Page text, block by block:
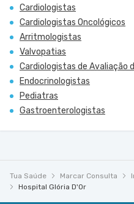
Cardiologistas
Cardiologistas Oncológicos
Arritmologistas
Valvopatias
Cardiologistas de Avaliação
Endocrinologistas
Pediatras
Gastroenterologistas
Tua Saúde Marcar Consulta
Hospital Glória D'Or